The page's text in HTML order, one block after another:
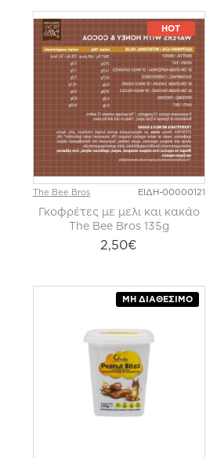
HOT
The Bee Bros ΕΙΔΗ-00000121
Γκοφρέτες με μελι και κακάο
The Bee Bros 135g
2,50€
ΜΗ ΔΙΑΘΈΣΙΜΟ